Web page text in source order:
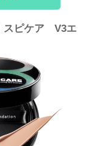
スピケア V3エ